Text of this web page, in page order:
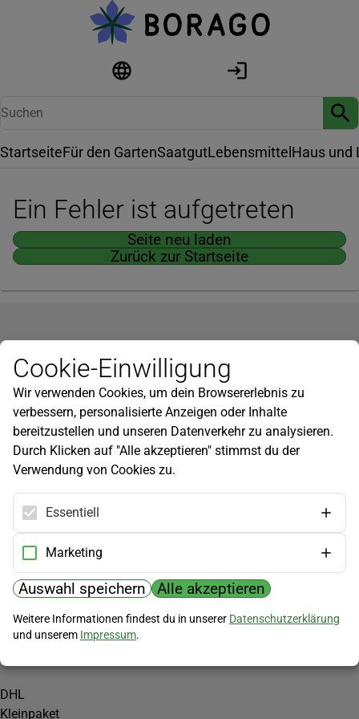
StartseiteFür den GartenSaatgutLebensmittel Haus und
Ein Fehler ist aufgetreten
Seite neu laden
Zurück zur Startseite
Newsletter
Infos zu neuen Produkten, Gartentipps und mehr findest du in
unserem Newsletter!
Jetzt anmelden
Hilfe
Kundenservice
Widerrufsbelehrung
Versandkosten
Zahlungsmöglichkeiten
PayPal
Vorkasse
Versand
DHL
Kleinpaket
Cookie-Einwilligung
Wir verwenden Cookies, um dein Browsererlebnis zu
verbessern, personalisierte Anzeigen oder Inhalte
bereitzustellen und unseren Datenverkehr zu analysieren.
Durch Klicken auf "Alle akzeptieren" stimmst du der
Verwendung von Cookies zu.
Essentiell
Marketing
Auswahl speichern Alle akzeptieren
Weitere Informationen findest du in unserer Datenschutzerklärung
und unserem Impressum.